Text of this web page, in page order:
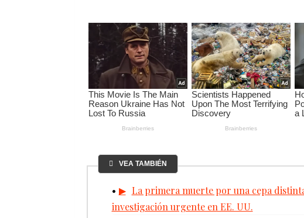
VEA TAMBIÉN
La primera muerte por una cepa
investigación urgente en EE. UU.